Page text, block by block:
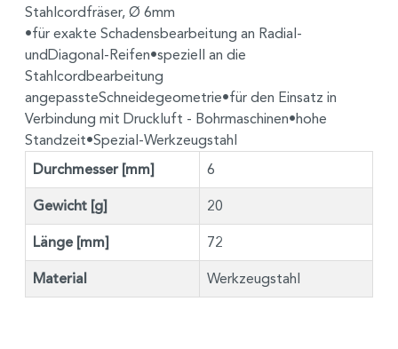
Stahlcordfräser, Ø 6mm
•für exakte Schadensbearbeitung an Radial-
undDiagonal-Reifen•speziell an die
Stahlcordbearbeitung
angepassteSchneidegeometrie•für den Einsatz in
Verbindung mit Druckluft - Bohrmaschinen•hohe
Standzeit•Spezial-Werkzeugstahl
Durchmesser [mm] 6
Gewicht [g] 20
Länge [mm] 72
Material Werkzeugstahl